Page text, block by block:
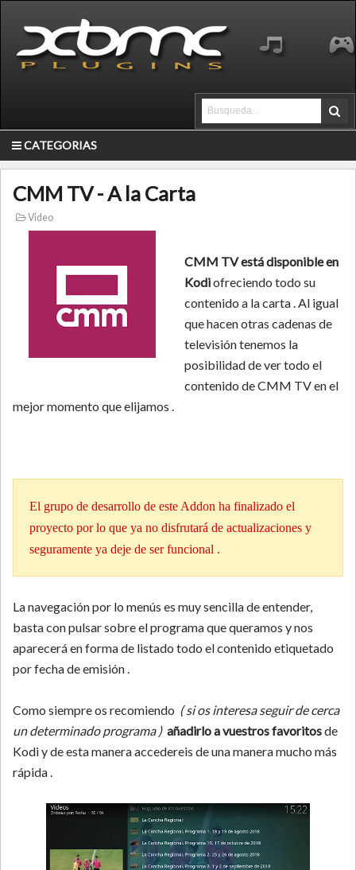
CATEGORIAS
CMM TV - A la Carta
Video
CMM TV está disponible en
Kodiofreciendo todo su
contenido a la carta . Al igual
que hacen otras cadenas de
televisión tenemos la
posibilidad de ver todo el
contenido de CMM TV en el
mejor momento que elijamos .
El grupo de desarrollo de este Addon ha finalizado el
proyecto por lo que ya no disfrutará de actualizaciones y
seguramente ya deje de ser funcional .
La navegación por lo menús es muy sencilla de entender,
basta con pulsar sobre el programa que queramos y nos
aparecerá en forma de listado todo el contenido etiquetado
por fecha de emisión .
Como siempre os recomiendo ( si os interesa seguir de cerca
un determinado programa ) añadirlo a vuestros favoritosde
Kodi y de esta manera accedereis de una manera mucho más
rápida .